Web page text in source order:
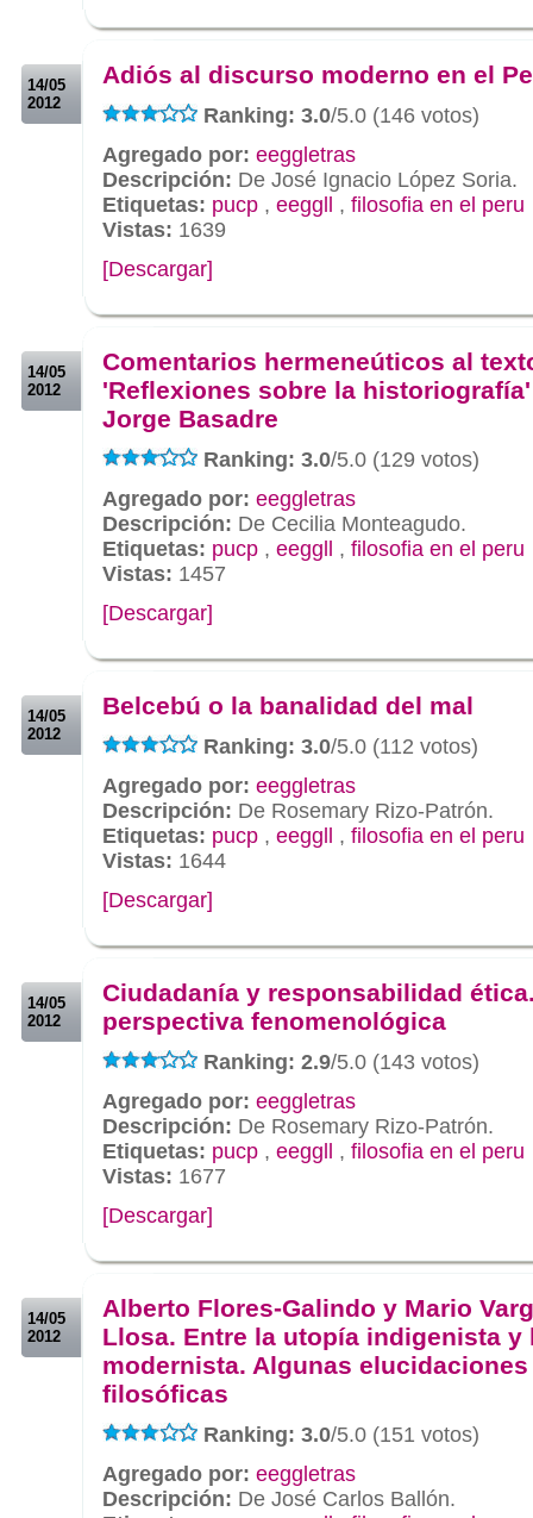
14/05
2012
Adiós al discurso moderno en el
Ranking: 3.0/5.0 (146 votos)
Agregado por: eeggletras
Descripción: De José Ignacio López Soria.
Etiquetas: pucp , eeggll , filosofia en el peru
Vistas: 1639
[Descargar]
14/05
2012
Comentarios hermeneúticos al
'Reflexiones sobre la
Jorge Basadre
Ranking: 3.0/5.0 (129 votos)
Agregado por: eeggletras
Descripción: De Cecilia Monteagudo.
Etiquetas: pucp , eeggll , filosofia en el peru
Vistas: 1457
[Descargar]
14/05
2012
Belcebú o la banalidad del mal
Ranking: 3.0/5.0 (112 votos)
Agregado por: eeggletras
Descripción: De Rosemary Rizo-Patrón.
Etiquetas: pucp , eeggll , filosofia en el peru
Vistas: 1644
[Descargar]
14/05
2012
Ciudadanía y responsabilidad
perspectiva fenomenológica
Ranking: 2.9/5.0 (143 votos)
Agregado por: eeggletras
Descripción: De Rosemary Rizo-Patrón.
Etiquetas: pucp , eeggll , filosofia en el peru
Vistas: 1677
[Descargar]
14/05
2012
Alberto Flores-Galindo y Mario
Llosa. Entre la utopía indigenista y
modernista. Algunas elucidaciones
filosóficas
Ranking: 3.0/5.0 (151 votos)
Agregado por: eeggletras
Descripción: De José Carlos Ballón.